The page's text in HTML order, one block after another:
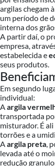
argilas chegam
um período de
interna dos
A partir daí, o
empresa,
estabelecida e
seus produtos.
Em segundo
individual:
Aargila
transportada
misturador. É
torrões e a
Aargila preta,
levada até o
redução